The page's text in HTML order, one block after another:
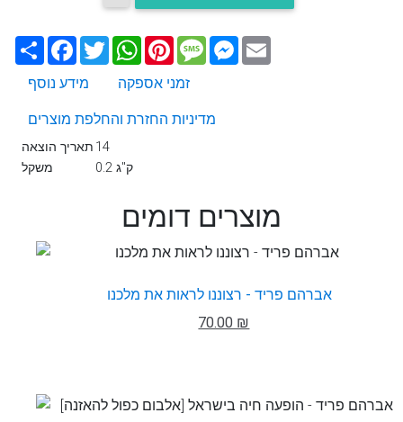
שתף Facebook
TwitterWhatsApp
PinterestMessageMessenger
מידע נוסף
זמני אספקה
מדיניות החזרת והחלפת מוצרים
תאריך הוצאה 14
משקל
0.2 ק"ג
מוצרים דומים
אברהם פריד - רצוננו לראות את מלכנו
70.00 ₪